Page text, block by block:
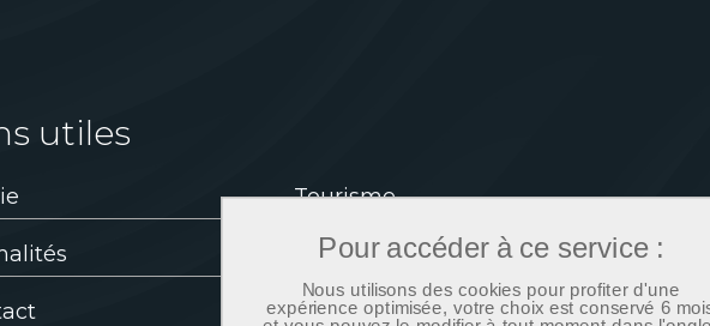
Pour accéder à ce service :
Nous utilisons des cookies pour profiter d'une
expérience optimisée, votre choix est conservé 6
utiles
Tourisme
Location de salles
Mentions légales